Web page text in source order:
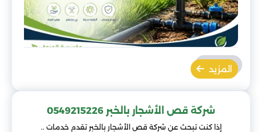
المزيد
شركة قص الأشجار بالخبر 0549215226
إذا كنت تبحث عن شركة قص الأشجار بالخبر تقدم خدمات ..